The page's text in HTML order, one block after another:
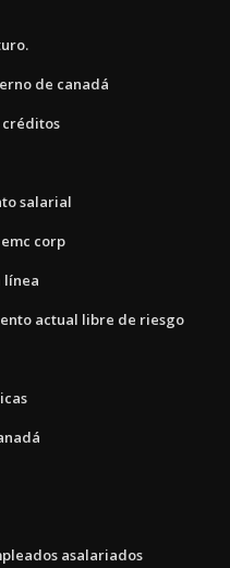
de canadá
créditos
salarial
corp
línea
actual libre de riesgo
asalariados